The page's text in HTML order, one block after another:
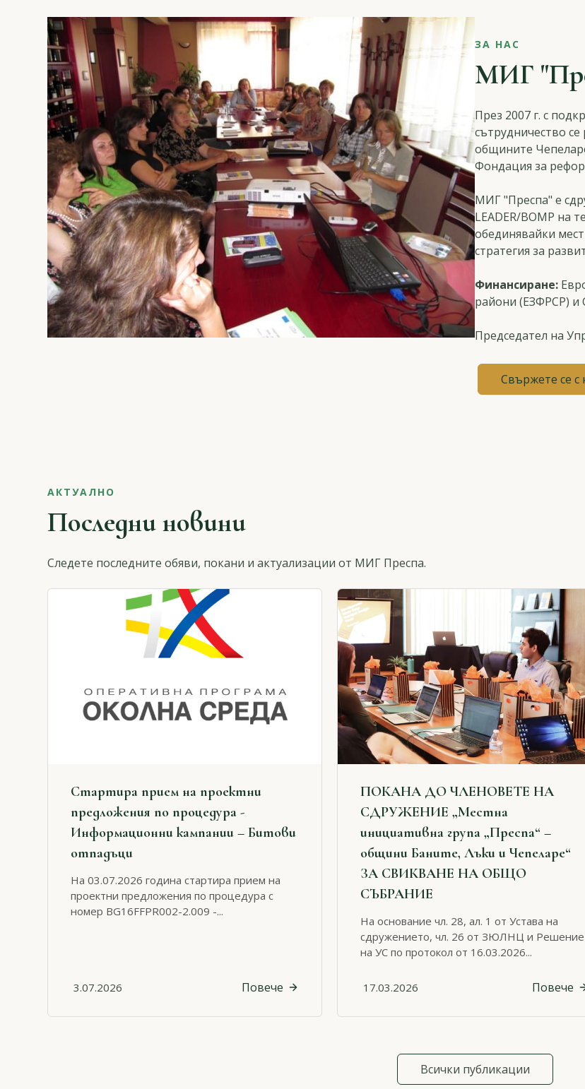
ЗА НАС
МИГ
През 2007 г. с
сътрудничество
общините
Фондация за
МИГ "Преспа" е
LEADER/ВОМР на
обединявайки
стратегия за
Финансиране:
райони (ЕЗФРСР) и
Председател на
Свържете се с
АКТУАЛНО
Последни новини
Следете последните обяви, покани и актуализации от МИГ Преспа.
Стартира прием на проектни
предложения по процедура -
Информационни кампании – Битови
отпадъци
На 03.07.2026 година стартира прием на
проектни предложения по процедура с
номер BG16FFPR002-2.009 -...
3.07.2026 Повече
ПОКАНА ДО ЧЛЕНОВЕТЕ НА
СДРУЖЕНИЕ „Местна
инициативна група „Преспа“ –
общини Баните, Лъки и Чепеларе“
ЗА СВИКВАНЕ НА ОБЩО
СЪБРАНИЕ
На основание чл. 28, ал. 1 от Устава на
сдружението, чл. 26 от ЗЮЛНЦ и Решение
на УС по протокол от 16.03.2026...
17.03.2026 Повече
Всички публикации